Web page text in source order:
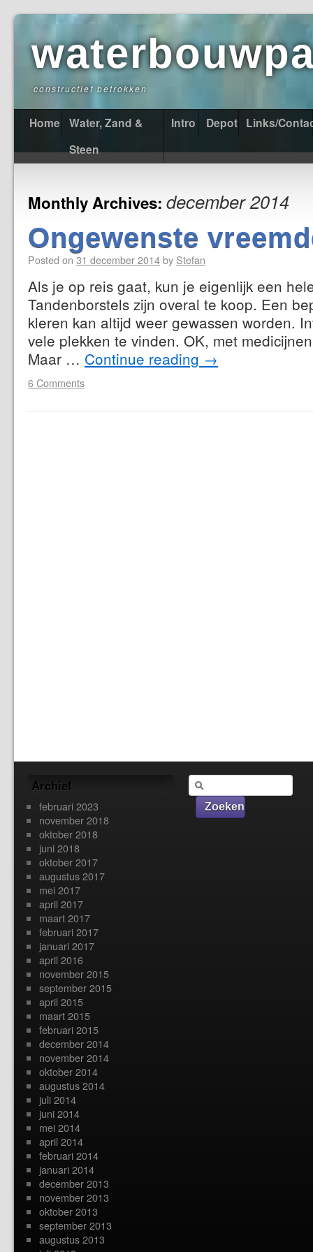
constructief betrokken
Home
Water, Zand &
Steen
Intro Depot Links/
Monthly Archives: december 2014
Ongewenste
Posted on 31 december 2014by Stefan
Als je op reis gaat, kun je eigenlijk een
Tandenborstels zijn overal te koop. Een
kleren kan altijd weer gewassen worden.
vele plekken te vinden. OK, met
Maar … Continue reading →
6 Comments
Archief
februari 2023
november 2018
oktober 2018
juni 2018
oktober 2017
augustus 2017
mei 2017
april 2017
maart 2017
februari 2017
januari 2017
april 2016
november 2015
september 2015
april 2015
maart 2015
februari 2015
december 2014
november 2014
oktober 2014
augustus 2014
juli 2014
juni 2014
mei 2014
april 2014
februari 2014
januari 2014
december 2013
november 2013
oktober 2013
september 2013
augustus 2013